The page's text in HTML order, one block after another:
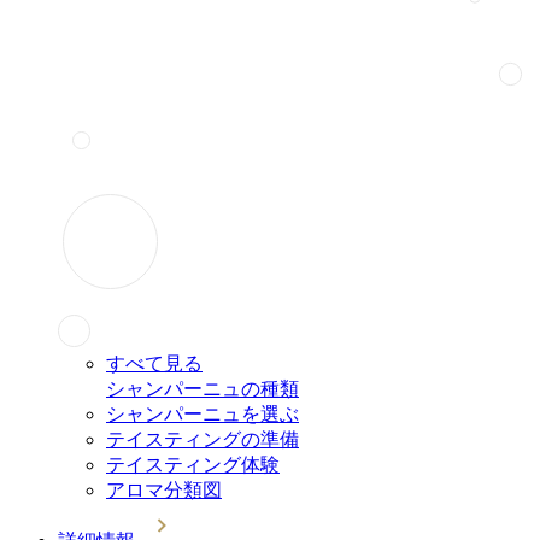
すべて見る
シャンパーニュの種類
シャンパーニュを選ぶ
テイスティングの準備
テイスティング体験
アロマ分類図